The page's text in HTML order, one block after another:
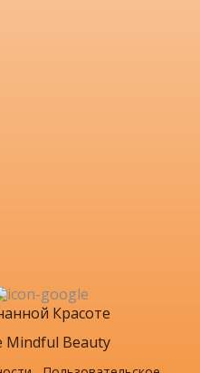
Красоте
Mindful Beauty